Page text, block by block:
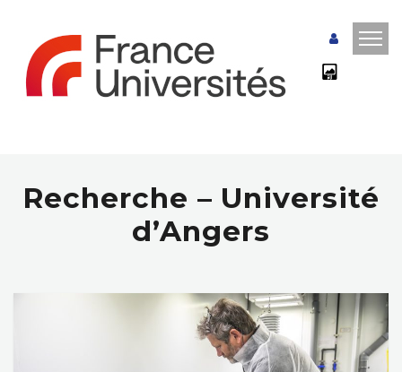
Recherche – Université
d’Angers